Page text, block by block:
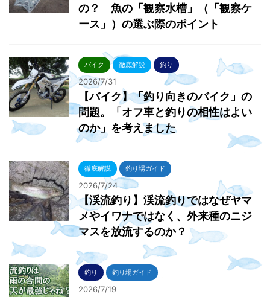
の？ 魚の「観察水槽」（「観察ケ
ース」）の選ぶ際のポイント
バイク 徹底解説 釣り
2026/7/31
【バイク】「釣り向きのバイク」の
問題。「オフ車と釣りの相性はよい
のか」を考えました
徹底解説 釣り場ガイド
2026/7/24
【渓流釣り】渓流釣りではなぜヤマ
メやイワナではなく、外来種のニジ
マスを放流するのか？
釣り 釣り場ガイド
2026/7/19